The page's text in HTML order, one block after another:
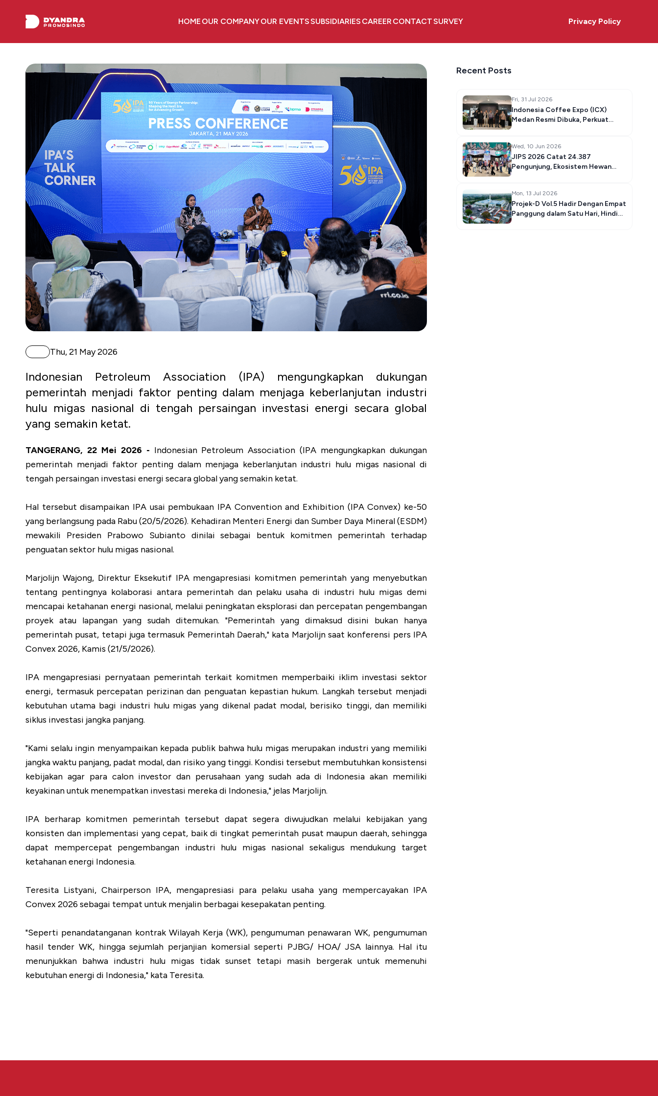
HOME OUR COMPANYOUR EVENTSSUBSIDIARIES CAREER CONTACTSURVEY
Privacy Policy
Thu, 21 May 2026
Indonesian Petroleum Association (IPA) mengungkapkan dukungan
pemerintah menjadi faktor penting dalam menjaga keberlanjutan industri
hulu migas nasional di tengah persaingan investasi energi secara global
yang semakin ketat.
TANGERANG, 22 Mei 2026 - Indonesian Petroleum Association (IPA mengungkapkan dukungan
pemerintah menjadi faktor penting dalam menjaga keberlanjutan industri hulu migas nasional di
tengah persaingan investasi energi secara global yang semakin ketat.
Hal tersebut disampaikan IPA usai pembukaan IPA Convention and Exhibition (IPA Convex) ke-50
yang berlangsung pada Rabu (20/5/2026). Kehadiran Menteri Energi dan Sumber Daya Mineral (ESDM)
mewakili Presiden Prabowo Subianto dinilai sebagai bentuk komitmen pemerintah terhadap
penguatan sektor hulu migas nasional.
Marjolijn Wajong, Direktur Eksekutif IPA mengapresiasi komitmen pemerintah yang menyebutkan
tentang pentingnya kolaborasi antara pemerintah dan pelaku usaha di industri hulu migas demi
mencapai ketahanan energi nasional, melalui peningkatan eksplorasi dan percepatan pengembangan
proyek atau lapangan yang sudah ditemukan. "Pemerintah yang dimaksud disini bukan hanya
pemerintah pusat, tetapi juga termasuk Pemerintah Daerah," kata Marjolijn saat konferensi pers IPA
Convex 2026, Kamis (21/5/2026).
IPA mengapresiasi pernyataan pemerintah terkait komitmen memperbaiki iklim investasi sektor
energi, termasuk percepatan perizinan dan penguatan kepastian hukum. Langkah tersebut menjadi
kebutuhan utama bagi industri hulu migas yang dikenal padat modal, berisiko tinggi, dan memiliki
siklus investasi jangka panjang.
"Kami selalu ingin menyampaikan kepada publik bahwa hulu migas merupakan industri yang memiliki
jangka waktu panjang, padat modal, dan risiko yang tinggi. Kondisi tersebut membutuhkan konsistensi
kebijakan agar para calon investor dan perusahaan yang sudah ada di Indonesia akan memiliki
keyakinan untuk menempatkan investasi mereka di Indonesia," jelas Marjolijn.
IPA berharap komitmen pemerintah tersebut dapat segera diwujudkan melalui kebijakan yang
konsisten dan implementasi yang cepat, baik di tingkat pemerintah pusat maupun daerah, sehingga
dapat mempercepat pengembangan industri hulu migas nasional sekaligus mendukung target
ketahanan energi Indonesia.
Teresita Listyani, Chairperson IPA, mengapresiasi para pelaku usaha yang mempercayakan IPA
Convex 2026 sebagai tempat untuk menjalin berbagai kesepakatan penting.
"Seperti penandatanganan kontrak Wilayah Kerja (WK), pengumuman penawaran WK, pengumuman
hasil tender WK, hingga sejumlah perjanjian komersial seperti PJBG/ HOA/ JSA lainnya. Hal itu
menunjukkan bahwa industri hulu migas tidak sunset tetapi masih bergerak untuk memenuhi
kebutuhan energi di Indonesia," kata Teresita.
Recent Posts
Fri, 31 Jul 2026
Indonesia Coffee Expo (ICX)
Medan Resmi Dibuka, Perkuat
Wed, 10 Jun 2026
JIPS 2026 Catat 24.387
Pengunjung, Ekosistem Hewan
Mon, 13 Jul 2026
Projek-D Vol.5 Hadir Dengan Empat
Panggung dalam Satu Hari, Hindia,